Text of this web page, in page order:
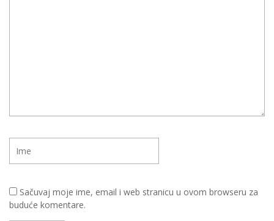
Sačuvaj moje ime, email i web stranicu u ovom browseru za
buduće komentare.